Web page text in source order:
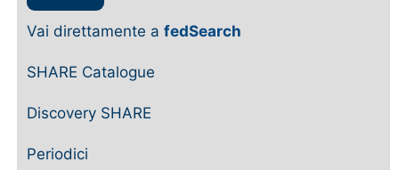
Vai direttamente a fedSearch
SHARE Catalogue
Discovery SHARE
Periodici